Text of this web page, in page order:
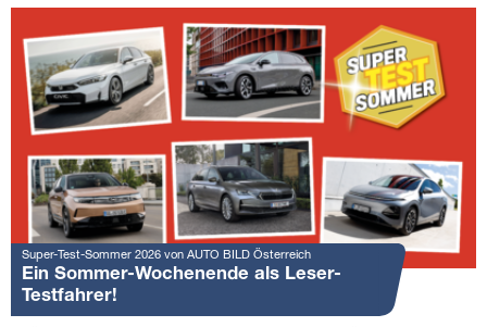
Super-Test-Sommer 2026 von AUTO BILD Österreich
Ein Sommer-Wochenende als Leser-
Testfahrer!